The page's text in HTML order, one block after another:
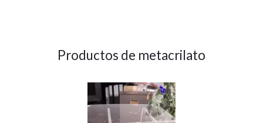
Productos de metacrilato